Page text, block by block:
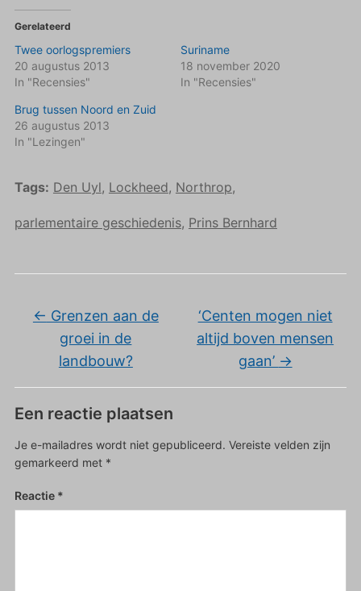
Gerelateerd
Twee oorlogspremiers
20 augustus 2013
In "Recensies"
Suriname
18 november 2020
In "Recensies"
Brug tussen Noord en Zuid
26 augustus 2013
In "Lezingen"
Tags: Den Uyl, Lockheed, Northrop,
parlementaire geschiedenis, Prins Bernhard
← Grenzen aan de
groei in de
landbouw?
‘Centen mogen niet
altijd boven mensen
gaan’ →
Een reactie plaatsen
Je e-mailadres wordt niet gepubliceerd. Vereiste velden zijn
gemarkeerd met *
Reactie *